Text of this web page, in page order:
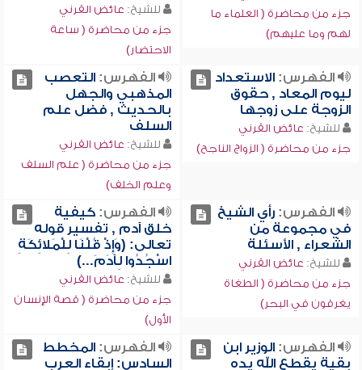
جزء من محاضرة ( العلماء ما
لهم وما عليهم)
للشيخ: عائض القرني
جزء من محاضرة ( ساعة
الاحتضار)
الفهرس:الاستعداد
ليوم المعاد , حقوق
الزوجة على زوجها
للشيخ: عائض القرني
جزء من محاضرة ( الزواج الناجح)
الفهرس:التعصب
المذهبي والجهل
بالحديث , فضل علم
السلف
للشيخ: عائض القرني
جزء من محاضرة ( علم السلف
وعلم الخلف)
الفهرس:رأي الشيخ
في مجموعة من
الشعراء , الأسئلة
للشيخ: عائض القرني
جزء من محاضرة ( الطغاة
يغرقون في البحر)
الفهرس:كيفية
خلق آدم , تفسير قوله
تعالى: (وَإِذْ قُلْنَا لِلْمَلائِكَةِ
اسْجُدُوا لِآدَمَ...)
للشيخ: عائض القرني
جزء من محاضرة ( قصة الإنسان
الأول)
الفهرس:الوزير ابن
بقية يقطع الله يده
الفهرس:المخطط
السادس: إبقاء العرب